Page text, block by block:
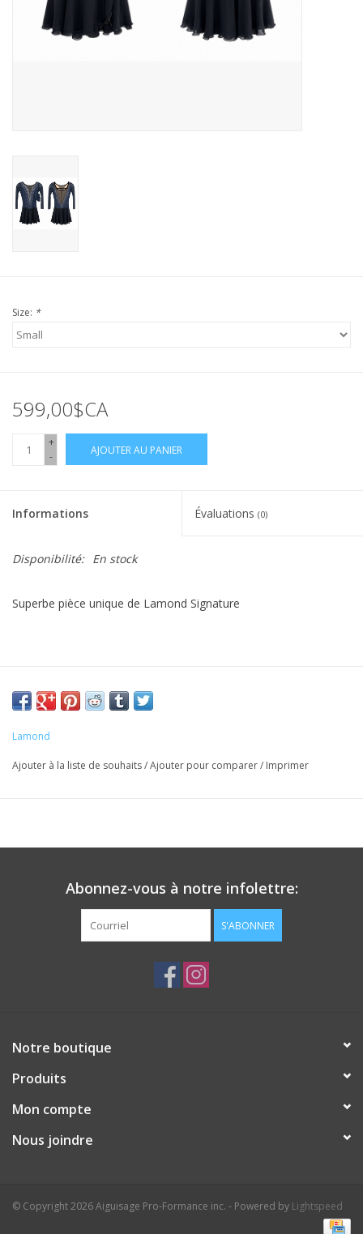
Size: *
599,00$CA
+
-
AJOUTER AU PANIER
Informations Évaluations (0)
Disponibilité: En stock
Superbe pièce unique de Lamond Signature
Lamond
Ajouter à la liste de souhaits/Ajouter pour comparer/ Imprimer
Abonnez-vous à notre infolettre:
S'ABONNER
Notre boutique
Produits
Mon compte
Nous joindre
© Copyright 2026 Aiguisage Pro-Formance inc. - Powered by Lightspeed